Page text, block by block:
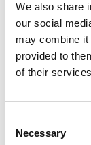
We also share
our social
may combine it
provided to
of their
Selection
Necessary